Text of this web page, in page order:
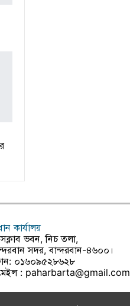
কার্যালয়
ভবন, নিচ তলা,
সদর, বান্দরবান-৪৬০০।
০১৬০৯৫২৮৬২৮
: paharbarta@gmail.com